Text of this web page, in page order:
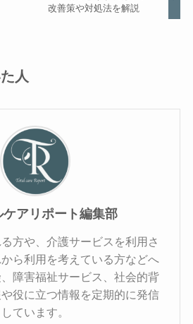
改善策や対処法を解説
人
ケアリポート編集部
方や、介護サービスを利用さ
ら利用を考えている方などへ
障害福祉サービス、社会的背
役に立つ情報を定期的に発信
しています。